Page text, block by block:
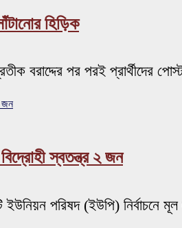
হিড়িক
বরাদ্দের পর পরই প্রার্থীদের
জন
স্বতন্ত্র ২ জন
ইউনিয়ন পরিষদ (ইউপি) নির্বাচনে